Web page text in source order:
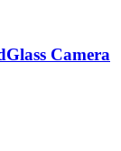
Camera